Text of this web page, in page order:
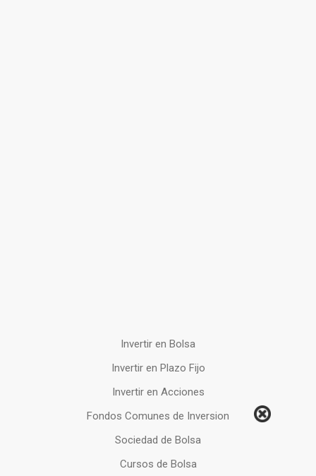
Invertir en Bolsa
Invertir en Plazo Fijo
Invertir en Acciones
Fondos Comunes de Inversion
Sociedad de Bolsa
Cursos de Bolsa